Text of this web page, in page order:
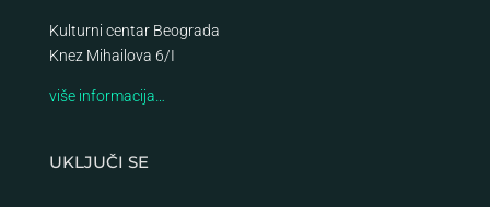
Kulturni centar Beograda
Knez Mihailova 6/I
više informacija…
UKLJUČI SE